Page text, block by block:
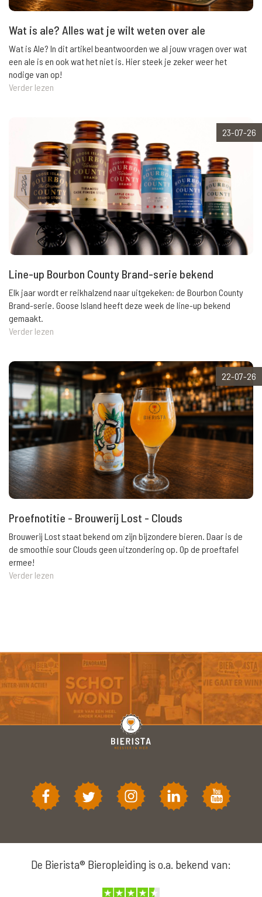
Wat is ale? Alles wat je wilt weten over ale
Wat is Ale? In dit artikel beantwoorden we al jouw vragen over wat
een ale is en ook wat het niet is. Hier steek je zeker weer het
nodige van op!
Verder lezen
23-07-26
Line-up Bourbon County Brand-serie bekend
Elk jaar wordt er reikhalzend naar uitgekeken: de Bourbon County
Brand-serie. Goose Island heeft deze week de line-up bekend
gemaakt.
Verder lezen
22-07-26
Proefnotitie - Brouwerij Lost - Clouds
Brouwerij Lost staat bekend om zijn bijzondere bieren. Daar is de
de smoothie sour Clouds geen uitzondering op. Op de proeftafel
ermee!
Verder lezen
De Bierista® Bieropleiding is o.a. bekend van: